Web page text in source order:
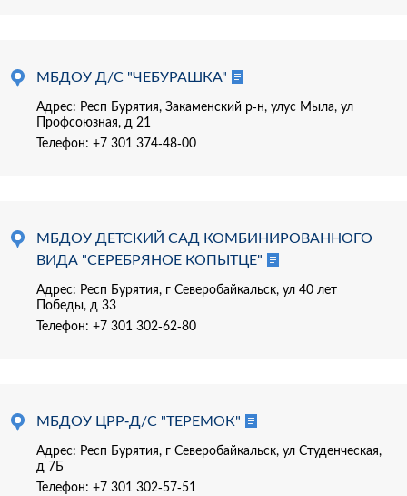
МБДОУ Д/С "ЧЕБУРАШКА"
Адрес: Респ Бурятия, Закаменский р-н, улус Мыла, ул
Профсоюзная, д 21
Телефон: +7 301 374-48-00
МБДОУ ДЕТСКИЙ САД КОМБИНИРОВАННОГО
ВИДА "СЕРЕБРЯНОЕ КОПЫТЦЕ"
Адрес: Респ Бурятия, г Северобайкальск, ул 40 лет
Победы, д 33
Телефон: +7 301 302-62-80
МБДОУ ЦРР-Д/С "ТЕРЕМОК"
Адрес: Респ Бурятия, г Северобайкальск, ул Студенческая,
д 7Б
Телефон: +7 301 302-57-51